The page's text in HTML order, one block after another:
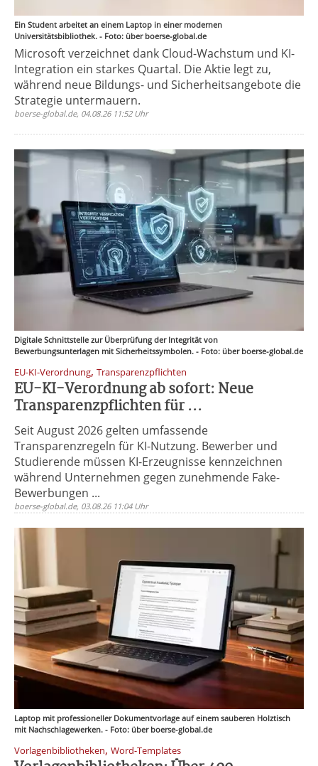
Ein Student arbeitet an einem Laptop in einer modernen
Universitätsbibliothek. - Foto: über boerse-global.de
Microsoft verzeichnet dank Cloud-Wachstum und KI-
Integration ein starkes Quartal. Die Aktie legt zu,
während neue Bildungs- und Sicherheitsangebote die
Strategie untermauern.
boerse-global.de, 04.08.26 11:52 Uhr
Digitale Schnittstelle zur Überprüfung der Integrität von
Bewerbungsunterlagen mit Sicherheitssymbolen. - Foto: über boerse-global.de
EU-KI-Verordnung, Transparenzpflichten
EU-KI-Verordnung ab sofort: Neue
Transparenzpflichten für ...
Seit August 2026 gelten umfassende
Transparenzregeln für KI-Nutzung. Bewerber und
Studierende müssen KI-Erzeugnisse kennzeichnen
während Unternehmen gegen zunehmende Fake-
Bewerbungen ...
boerse-global.de, 03.08.26 11:04 Uhr
Laptop mit professioneller Dokumentvorlage auf einem sauberen Holztisch
mit Nachschlagewerken. - Foto: über boerse-global.de
Vorlagenbibliotheken, Word-Templates